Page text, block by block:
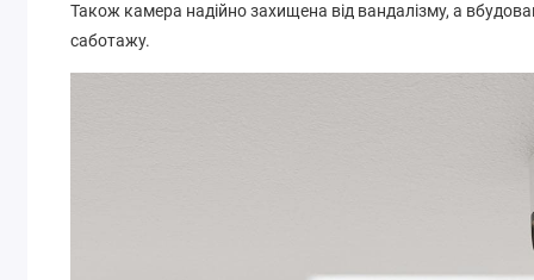
Також камера надійно захищена від вандалізму, а
саботажу.